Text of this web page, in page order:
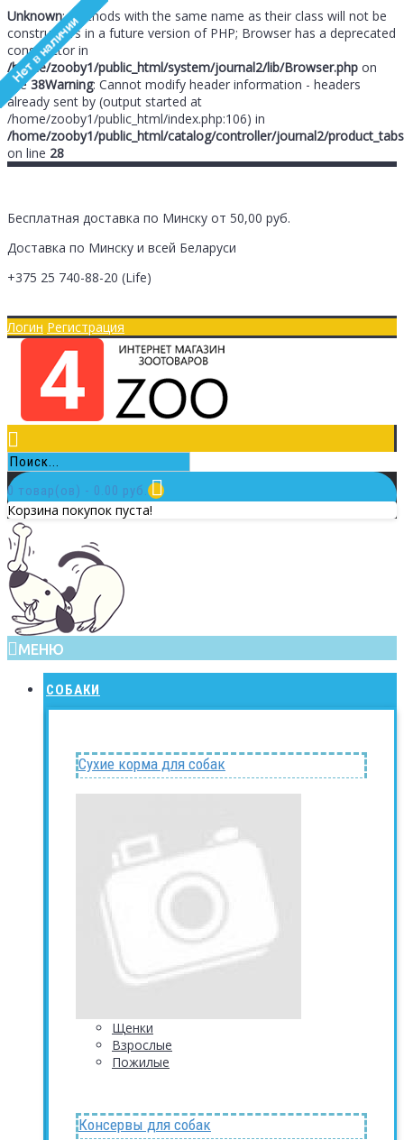
Unknown: Methods with the same name as their class will not be
constructors in a future version of PHP; Browser has a deprecated
constructor in
/home/zooby1/public_html/system/journal2/lib/Browser.php on
line38Warning: Cannot modify header information - headers
already sent by (output started at
/home/zooby1/public_html/index.php:106) in
/home/zooby1/public_html/catalog/controller/journal2/
on line 28
Бесплатная доставка по Минску от 50,00 руб.
Доставка по Минску и всей Беларуси
+375 25 740-88-20 (Life)
Логин Регистрация
0 товар(ов) - 0.00 руб.
Корзина покупок пуста!
МЕНЮ
СОБАКИ
Сухие корма для собак
Щенки
Взрослые
Пожилые
Консервы для собак